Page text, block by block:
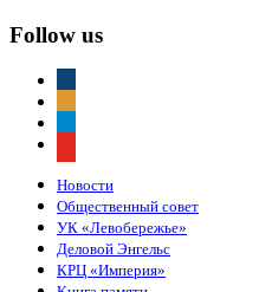
Follow us
Новости
Общественный совет
УК «Левобережье»
Деловой Энгельс
КРЦ «Империя»